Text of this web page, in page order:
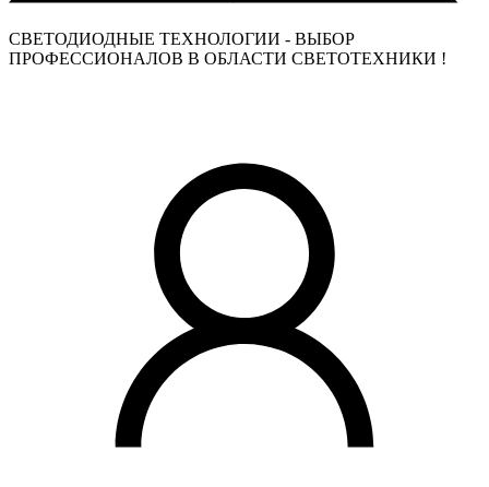
СВЕТОДИОДНЫЕ ТЕХНОЛОГИИ - ВЫБОР
ПРОФЕССИОНАЛОВ В ОБЛАСТИ СВЕТОТЕХНИКИ !